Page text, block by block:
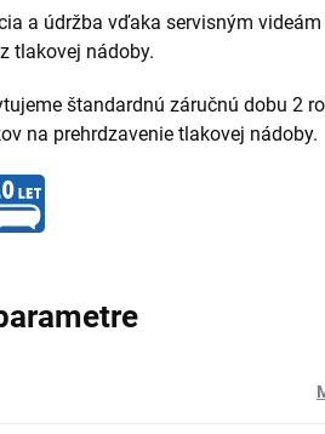
a údržba vďaka servisným
tlakovej nádoby.
štandardnú záručnú dobu 2
na prehrdzavenie tlakovej nádoby.